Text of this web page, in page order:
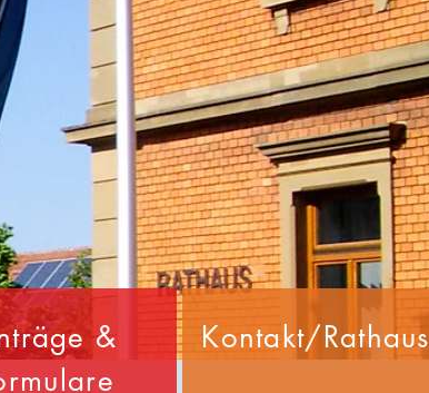
&
Kontakt/Rathaus